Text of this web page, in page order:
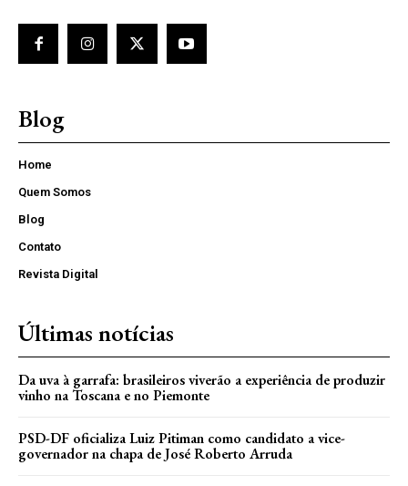
Blog
Home
Quem Somos
Blog
Contato
Revista Digital
Últimas notícias
Da uva à garrafa: brasileiros viverão a experiência de produzir
vinho na Toscana e no Piemonte
PSD-DF oficializa Luiz Pitiman como candidato a vice-
governador na chapa de José Roberto Arruda